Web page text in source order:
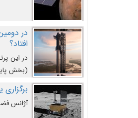
افتاد؟
در این
کند و
برگزاری
آژانس